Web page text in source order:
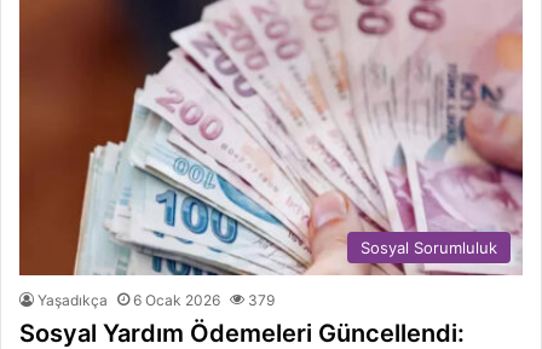
Sosyal Sorumluluk
Yaşadıkça 6 Ocak 2026 379
Sosyal Yardım Ödemeleri Güncellendi: